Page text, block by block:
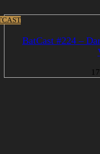
BatCast #224 –